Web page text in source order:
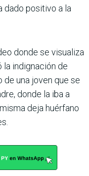
dado positivo a la
donde se visualiza
indignación de
una joven que se
donde la iba a
deja huérfano